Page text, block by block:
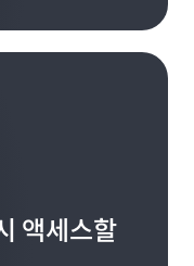
액세스할